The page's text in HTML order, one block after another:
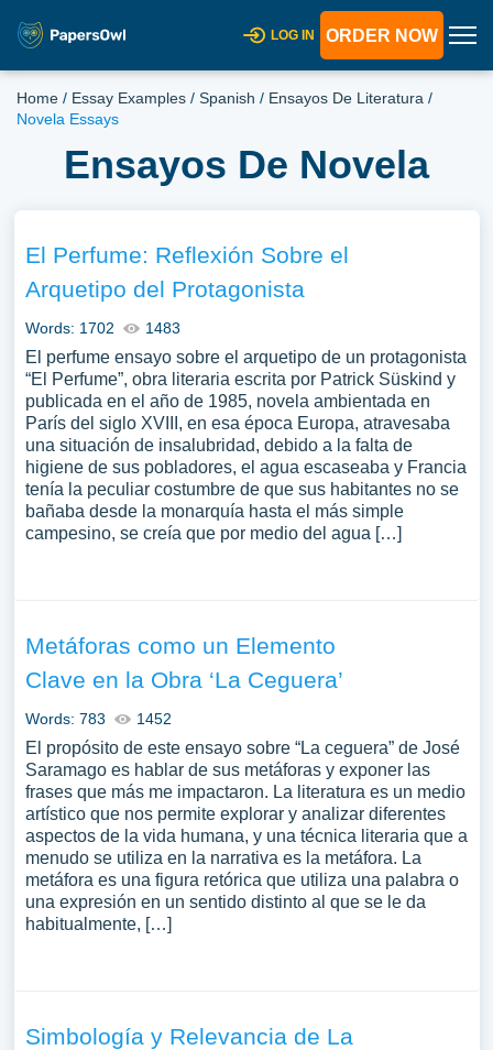
LOG IN ORDER NOW
Home / Essay Examples / Spanish / Ensayos De Literatura /
Novela Essays
Ensayos De Novela
El Perfume: Reflexión Sobre el
Arquetipo del Protagonista
Words: 1702 1483
El perfume ensayo sobre el arquetipo de un protagonista
“El Perfume”, obra literaria escrita por Patrick Süskind y
publicada en el año de 1985, novela ambientada en
París del siglo XVIII, en esa época Europa, atravesaba
una situación de insalubridad, debido a la falta de
higiene de sus pobladores, el agua escaseaba y Francia
tenía la peculiar costumbre de que sus habitantes no se
bañaba desde la monarquía hasta el más simple
campesino, se creía que por medio del agua […]
Metáforas como un Elemento
Clave en la Obra ‘La Ceguera’
Words: 783 1452
El propósito de este ensayo sobre “La ceguera” de José
Saramago es hablar de sus metáforas y exponer las
frases que más me impactaron. La literatura es un medio
artístico que nos permite explorar y analizar diferentes
aspectos de la vida humana, y una técnica literaria que a
menudo se utiliza en la narrativa es la metáfora. La
metáfora es una figura retórica que utiliza una palabra o
una expresión en un sentido distinto al que se le da
habitualmente, […]
Simbología y Relevancia de La